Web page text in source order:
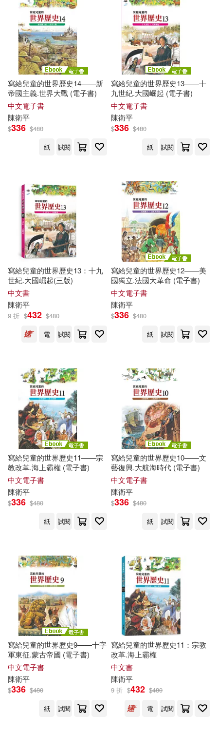
寫給兒童的世界歷史14——新
帝國主義.世界大戰 (電子書)
中文電子書
陳衛平
$336 $480
紙
試閱
寫給兒童的世界歷史13——十
九世紀.大國崛起 (電子書)
中文電子書
陳衛平
$336 $480
紙
試閱
寫給兒童的世界歷史13：十九
世紀.大國崛起(三版)
中文書
陳衛平
9 折 $432 $480
電
試閱
寫給兒童的世界歷史12——美
國獨立.法國大革命 (電子書)
中文電子書
陳衛平
$336 $480
紙
試閱
寫給兒童的世界歷史11——宗
教改革.海上霸權 (電子書)
中文電子書
陳衛平
$336 $480
紙
試閱
寫給兒童的世界歷史10——文
藝復興.大航海時代 (電子書)
中文電子書
陳衛平
$336 $480
紙
試閱
寫給兒童的世界歷史9——十字
軍東征.蒙古帝國 (電子書)
中文電子書
陳衛平
$336 $480
紙
試閱
寫給兒童的世界歷史11：宗教
改革.海上霸權
中文書
陳衛平
9 折 $432 $480
電
試閱